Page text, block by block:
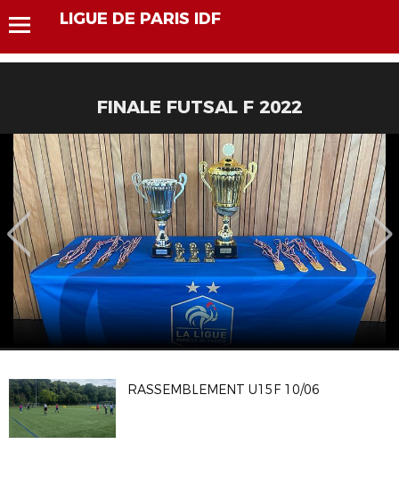
LIGUE DE PARIS IDF
FINALE FUTSAL F 2022
RASSEMBLEMENT U15F 10/06